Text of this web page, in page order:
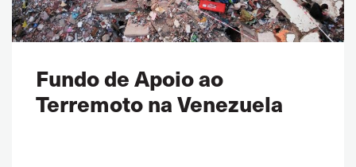
Fundo de Apoio ao
Terremoto na Venezuela